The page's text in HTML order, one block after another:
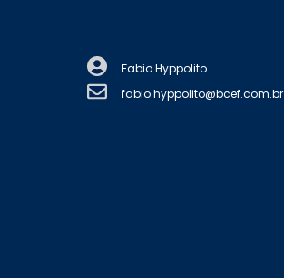
Fabio Hyppolito
fabio.hyppolito@bcef.com.br